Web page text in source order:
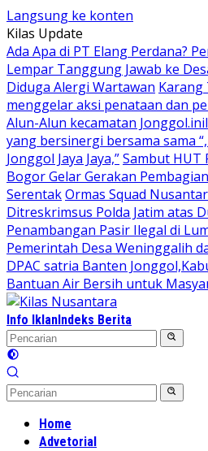
Langsung ke konten
Kilas Update
Ada Apa di PT Elang Perdana?
Lempar Tanggung Jawab ke
Diduga Alergi Wartawan Karang
menggelar aksi penataan dan
Alun-Alun kecamatan
yang bersinergi bersama sama
Jonggol Jaya Jaya,”Sambut HUT
Bogor Gelar Gerakan
SerentakOrmas Squad
Ditreskrimsus Polda Jatim atas
Penambangan Pasir Ilegal di
Pemerintah Desa Weninggalih
DPAC satria Banten
Bantuan Air Bersih untuk
Info IklanIndeks Berita
Home
Advetorial